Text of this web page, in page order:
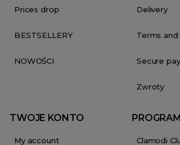
Prices drop
BESTSELLERY
NOWOŚCI
Delivery
Terms
Secure
Zwroty
TWOJE KONTO
My account Clamodi